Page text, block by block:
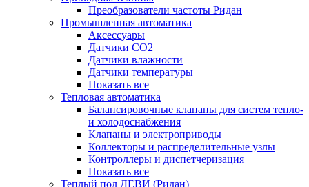
Преобразователи частоты Ридан
Промышленная автоматика
Аксессуары
Датчики CO2
Датчики влажности
Датчики температуры
Показать все
Тепловая автоматика
Балансировочные клапаны для систем тепло-
и холодоснабжения
Клапаны и электроприводы
Коллекторы и распределительные узлы
Контроллеры и диспетчеризация
Показать все
Теплый пол ДЕВИ (Ридан)